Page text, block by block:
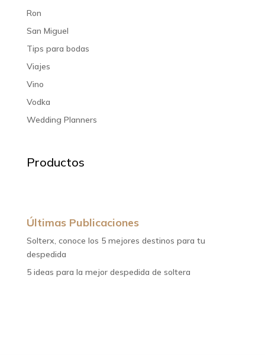
Ron
San Miguel
Tips para bodas
Viajes
Vino
Vodka
Wedding Planners
Productos
Últimas Publicaciones
Solterx, conoce los 5 mejores destinos para tu
despedida
5 ideas para la mejor despedida de soltera